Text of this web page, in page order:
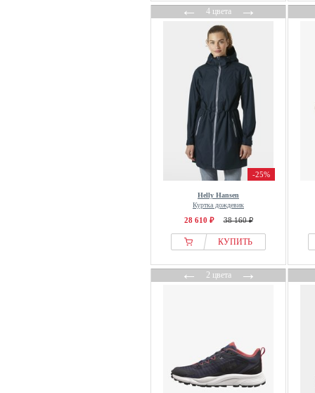
←4 цвета→
-25%
Helly Hansen
Куртка дождевик
28 610 ₽ 38 160 ₽
КУПИТЬ
←2 цвета→